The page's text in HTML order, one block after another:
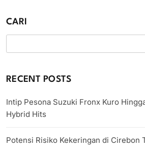
CARI
RECENT POSTS
Intip Pesona Suzuki Fronx Kuro
Hybrid Hits
Potensi Risiko Kekeringan di Cirebon